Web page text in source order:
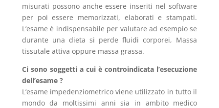
misurati possono anche essere inseriti nel software
per poi essere memorizzati, elaborati e stampati.
L’esame è indispensabile per valutare ad esempio se
durante una dieta si perde fluidi corporei, Massa
tissutale attiva oppure massa grassa.
Ci sono soggetti a cui è controindicata l’esecuzione
dell’esame ?
L’esame impedenziometrico viene utilizzato in tutto il
mondo da moltissimi anni sia in ambito medico